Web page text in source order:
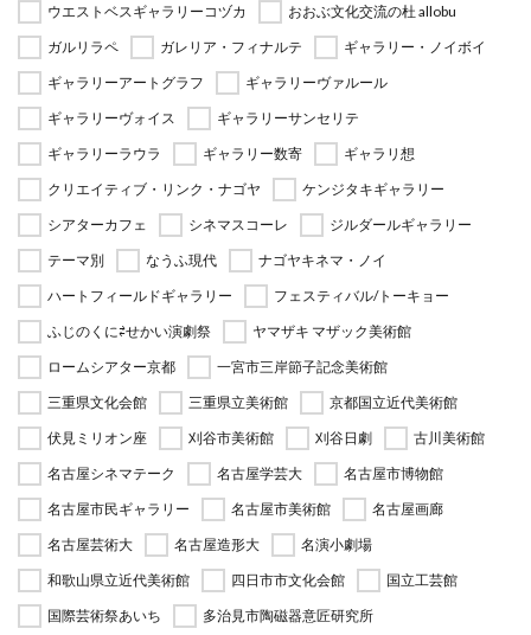
ウエストベスギャラリーコヅカ
おおぶ文化交流の杜 allobu
ガルリラペ
ガレリア・フィナルテ
ギャラリー・ノイボイ
ギャラリーアートグラフ
ギャラリーヴァルール
ギャラリーヴォイス
ギャラリーサンセリテ
ギャラリーラウラ
ギャラリー数寄
ギャラリ想
クリエイティブ・リンク・ナゴヤ
ケンジタキギャラリー
シアターカフェ
シネマスコーレ
ジルダールギャラリー
テーマ別
なうふ現代
ナゴヤキネマ・ノイ
ハートフィールドギャラリー
フェスティバル/トーキョー
ふじのくに⇄せかい演劇祭
ヤマザキ マザック美術館
ロームシアター京都
一宮市三岸節子記念美術館
三重県文化会館
三重県立美術館
京都国立近代美術館
伏見ミリオン座
刈谷市美術館 刈谷日劇
古川美術館
名古屋シネマテーク
名古屋学芸大
名古屋市博物館
名古屋市民ギャラリー
名古屋市美術館
名古屋画廊
名古屋芸術大
名古屋造形大
名演小劇場
和歌山県立近代美術館
四日市市文化会館
国立工芸館
国際芸術祭あいち
多治見市陶磁器意匠研究所